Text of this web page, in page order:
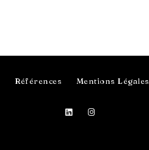
Références Mentions Légales